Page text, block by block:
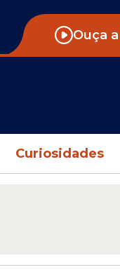
Ouça
Curiosidades